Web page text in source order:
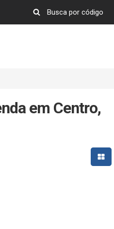
em Centro,